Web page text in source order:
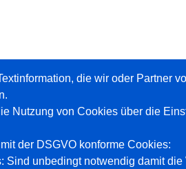
die wir oder Partner
Nutzung von Cookies über die
der DSGVO konforme Cookies:
Sind unbedingt notwendig damit